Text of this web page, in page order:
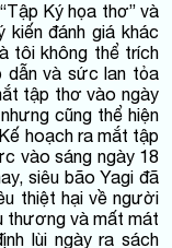
Ký họa thơ” và
kiến đánh giá khác
tôi không thể trích
dẫn và sức lan tỏa
tập thơ vào ngày
cũng thể hiện
hoạch ra mắt tập
vào sáng ngày 18
siêu bão Yagi đã
thiệt hại về người
thương và mất mát
lùi ngày ra sách